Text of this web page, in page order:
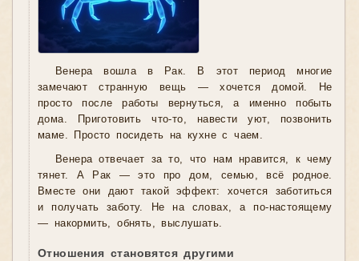
Венера вошла в Рак. В этот период многие
замечают странную вещь — хочется домой. Не
просто после работы вернуться, а именно побыть
дома. Приготовить что-то, навести уют, позвонить
маме. Просто посидеть на кухне с чаем.
Венера отвечает за то, что нам нравится, к чему
тянет. А Рак — это про дом, семью, всё родное.
Вместе они дают такой эффект: хочется заботиться
и получать заботу. Не на словах, а по-настоящему
— накормить, обнять, выслушать.
Отношения становятся другими